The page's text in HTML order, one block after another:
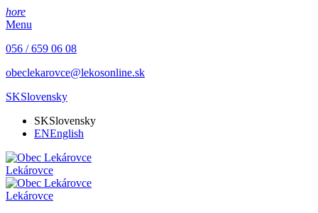
hore
Menu
056 / 659 06 08
obeclekarovce@lekosonline.sk
SKSlovensky
SKSlovensky
ENEnglish
Lekárovce
Lekárovce